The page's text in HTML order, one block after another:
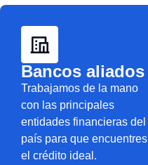
Bancos aliados
Trabajamos de la mano
con las principales
entidades financieras del
país para que encuentres
el crédito ideal.